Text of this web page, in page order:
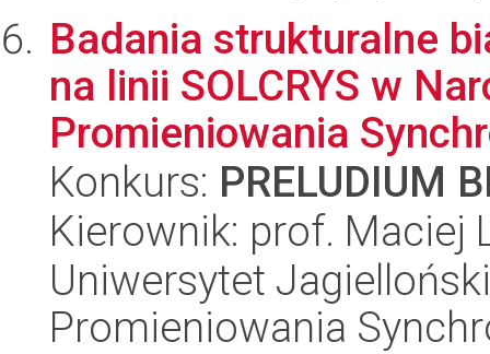
Badania strukturalne
na linii SOLCRYS w
Promieniowania
Konkurs: PRELUDIUM
Kierownik: prof. Maciej
Uniwersytet
Promieniowania